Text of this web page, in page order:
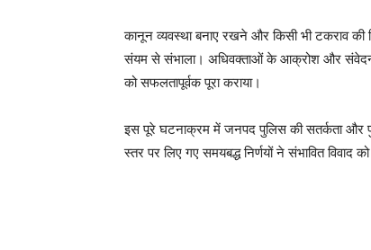
कानून व्यवस्था बनाए रखने और किसी भी टकराव
संयम से संभाला। अधिवक्ताओं के आक्रोश और
को सफलतापूर्वक पूरा कराया।
इस पूरे घटनाक्रम में जनपद पुलिस की सतर्कता और
स्तर पर लिए गए समयबद्ध निर्णयों ने संभावित